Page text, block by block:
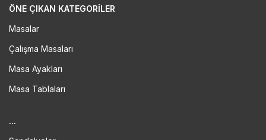
ÖNE ÇIKAN KATEGORILER
Masalar
Çalışma Masaları
Masa Ayakları
Masa Tablaları
...